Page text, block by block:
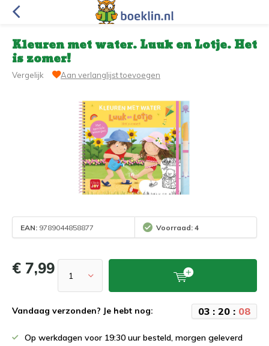
Kleuren met water. Luuk en Lotje. Het
is zomer!
Vergelijk Aan verlanglijst toevoegen
EAN: 9789044858877 Voorraad: 4
€ 7,99
Vandaag verzonden? Je hebt nog: 03: 20: 08
Op werkdagen voor 19:30 uur besteld, morgen geleverd